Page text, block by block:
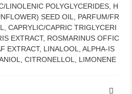
LINOLENIC POLYGLYCERIDES, H
SEED OIL, PARFUM/FR
CAPRYLIC/CAPRIC TRIGLYCERI
EXTRACT, ROSMARINUS OFFIC
EXTRACT, LINALOOL, ALPHA-IS
CITRONELLOL, LIMONENE